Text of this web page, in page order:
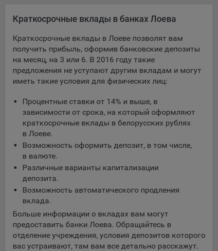
сервис показа контекстной рекламы. Адрес: Yandex
Google Ads - сервис показа контекстной рекламы,
предоставляемый компанией Google Ireland Ltd, Gordon
House Barrow Street Dublin 4, D04E5W5 Ireland.
Сохранить по умолчанию
Краткосрочные вклады в банках Лоева
Краткосрочные вклады в Лоеве позволят вам
получить прибыль, оформив банковские депозиты
на месяц, на 3 или 6. В 2016 году такие
предложения не уступают другим вкладам и могут
иметь такие условия для физических лиц:
Процентные ставки от 14% и выше, в
зависимости от срока, на который оформляют
краткосрочные вклады в белорусских рублях
в Лоеве.
Возможность оформить депозит, в том числе,
в валюте.
Различные варианты капитализации
депозита.
Возможность автоматического продления
вклада.
Больше информации о вкладах вам могут
предоставить банки Лоева. Обращайтесь в
отделение учреждения, условия депозитов которого
вас устраивают, там вам все детально расскажут.